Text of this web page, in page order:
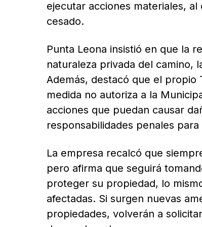
ejecutar acciones materiales,
cesado.
Punta Leona insistió en que la
naturaleza privada del camino,
Además, destacó que el propio
medida no autoriza a la
acciones que puedan causar
responsabilidades penales
La empresa recalcó que
pero afirma que seguirá
proteger su propiedad, lo
afectadas. Si surgen nuevas
propiedades, volverán a